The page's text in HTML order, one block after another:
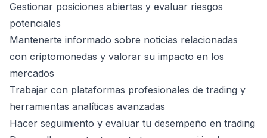
Gestionar posiciones abiertas y evaluar riesgos
potenciales
Mantenerte informado sobre noticias relacionadas
con criptomonedas y valorar su impacto en los
mercados
Trabajar con plataformas profesionales de trading y
herramientas analíticas avanzadas
Hacer seguimiento y evaluar tu desempeño en trading